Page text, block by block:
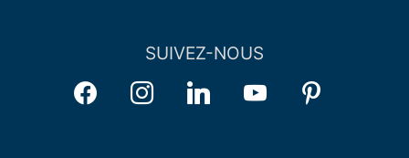
SUIVEZ-NOUS